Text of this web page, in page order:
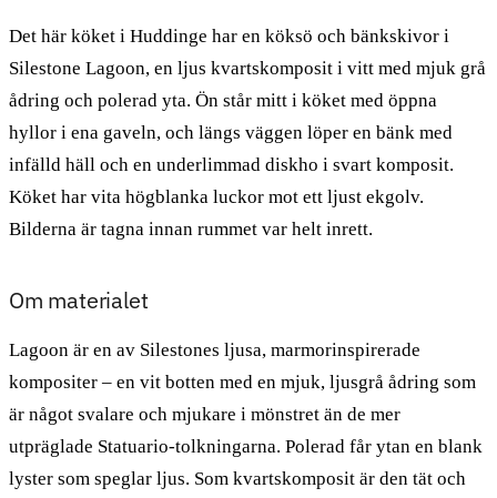
Det här köket i Huddinge har en köksö och bänkskivor i
Silestone Lagoon, en ljus kvartskomposit i vitt med mjuk grå
ådring och polerad yta. Ön står mitt i köket med öppna
hyllor i ena gaveln, och längs väggen löper en bänk med
infälld häll och en underlimmad diskho i svart komposit.
Köket har vita högblanka luckor mot ett ljust ekgolv.
Bilderna är tagna innan rummet var helt inrett.
Om materialet
Lagoon är en av Silestones ljusa, marmorinspirerade
kompositer – en vit botten med en mjuk, ljusgrå ådring som
är något svalare och mjukare i mönstret än de mer
utpräglade Statuario-tolkningarna. Polerad får ytan en blank
lyster som speglar ljus. Som kvartskomposit är den tät och